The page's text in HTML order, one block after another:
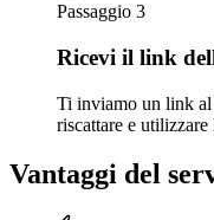
Passaggio 3
Ricevi il link
Ti inviamo un link al
riscattare e
Vantaggi del